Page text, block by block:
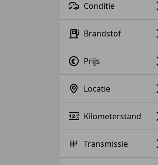
Conditie
Brandstof
Prijs
Locatie
Kilometerstand
Transmissie